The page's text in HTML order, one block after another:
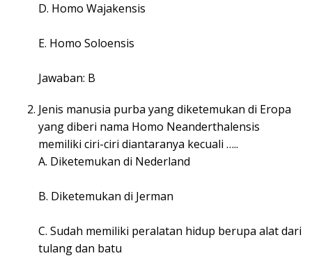
D. Homo Wajakensis
E. Homo Soloensis
Jawaban: B
Jenis manusia purba yang diketemukan di Eropa
yang diberi nama Homo Neanderthalensis
memiliki ciri-ciri diantaranya kecuali …..
A. Diketemukan di Nederland
B. Diketemukan di Jerman
C. Sudah memiliki peralatan hidup berupa alat dari
tulang dan batu